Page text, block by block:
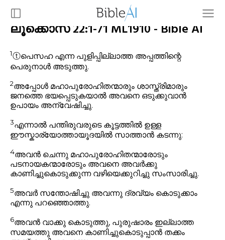
ലൂക്കൊസ് 22:1-71 ML1910 - Bible AI
1ⓣപെസഹ എന്ന പുളിപ്പില്ലാത്ത അപ്പത്തിന്റെ
പെരുനാൾ അടുത്തു.
2അപ്പോൾ മഹാപുരോഹിതന്മാരും ശാസ്ത്രിമാരും
ജനത്തെ ഭയപ്പെടുകയാൽ അവനെ ഒടുക്കുവാൻ
ഉപായം അന്വേഷിച്ചു.
3എന്നാൽ പന്തിരുവരുടെ കൂട്ടത്തിൽ ഉള്ള
ഈസ്കാര്യോത്തായൂദയിൽ സാത്താൻ കടന്നു:
4അവൻ ചെന്നു മഹാപുരോഹിതന്മാരോടും
പടനായകന്മാരോടും അവനെ അവർക്കു
കാണിച്ചുകൊടുക്കുന്ന വഴിയെക്കുറിച്ചു സംസാരിച്ചു.
5അവർ സന്തോഷിച്ചു അവന്നു ദ്രവ്യം കൊടുക്കാം
എന്നു പറഞ്ഞൊത്തു.
6അവൻ വാക്കു കൊടുത്തു, പുരുഷാരം ഇല്ലാത്ത
സമയത്തു അവനെ കാണിച്ചുകൊടുപ്പാൻ തക്കം